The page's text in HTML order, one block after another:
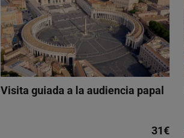
Visita guiada a la audiencia papal
31€